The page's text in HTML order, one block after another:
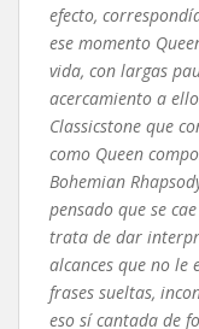
efecto,
ese momento
vida, con largas
acercamiento a
Classicstone que
como Queen
Bohemian
pensado que se
trata de dar
alcances que no le
frases sueltas,
eso sí cantada de